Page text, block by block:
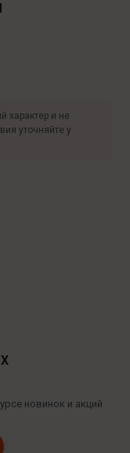
характер и не
уточняйте у
новинок и акций